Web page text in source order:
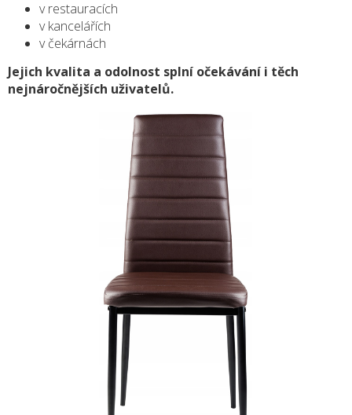
v restauracích
v kancelářích
v čekárnách
Jejich kvalita a odolnost splní očekávání i těch
nejnáročnějších uživatelů.